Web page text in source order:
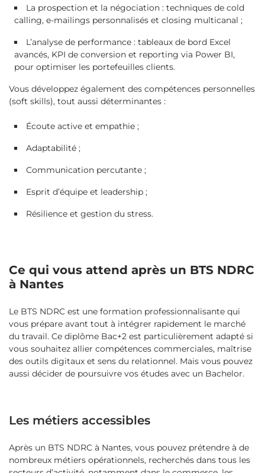
La prospection et la négociation : techniques de cold
calling, e-mailings personnalisés et closing multicanal ;
L’analyse de performance : tableaux de bord Excel
avancés, KPI de conversion et reporting via Power BI,
pour optimiser les portefeuilles clients.
Vous développez également des compétences personnelles
(soft skills), tout aussi déterminantes :
Écoute active et empathie ;
Adaptabilité ;
Communication percutante ;
Esprit d’équipe et leadership ;
Résilience et gestion du stress.
Ce qui vous attend après un BTS NDRC
à Nantes
Le BTS NDRC est une formation professionnalisante qui
vous prépare avant tout à intégrer rapidement le marché
du travail. Ce diplôme Bac+2 est particulièrement adapté si
vous souhaitez allier compétences commerciales, maîtrise
des outils digitaux et sens du relationnel. Mais vous pouvez
aussi décider de poursuivre vos études avec un Bachelor.
Les métiers accessibles
Après un BTS NDRC à Nantes, vous pouvez prétendre à de
nombreux métiers opérationnels, recherchés dans tous les